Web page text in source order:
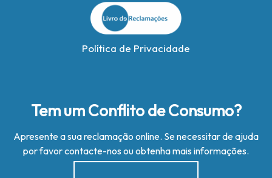
Política de Privacidade
Tem um Conflito de Consumo?
Apresente a sua reclamação online. Se necessitar de ajuda
por favor contacte-nos ou obtenha mais informações.